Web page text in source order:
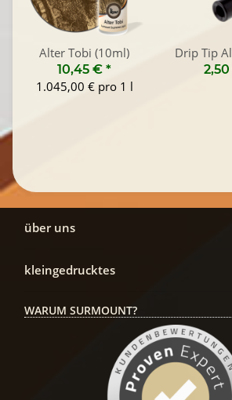
Alter Tobi (10ml)
10,45 € *
1.045,00 € pro 1 l
Drip Tip
über uns
kleingedrucktes
WARUM SURMOUNT?